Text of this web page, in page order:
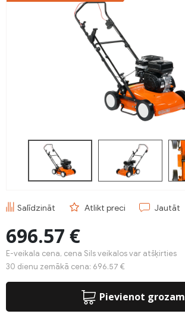
Salīdzināt Atlikt preci Jautāt
696.57 €
E-veikala cena, cena Sils veikalos var atšķirties
30 dienu zemākā cena: 696.57 €
Pievienot grozam